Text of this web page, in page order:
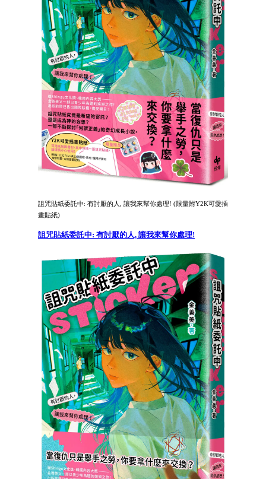
詛咒貼紙委託中: 有討厭的人, 讓我來幫你處理! (限量附Y2K可愛插
畫貼紙)
詛咒貼紙委託中: 有討厭的人, 讓我來幫你處理!